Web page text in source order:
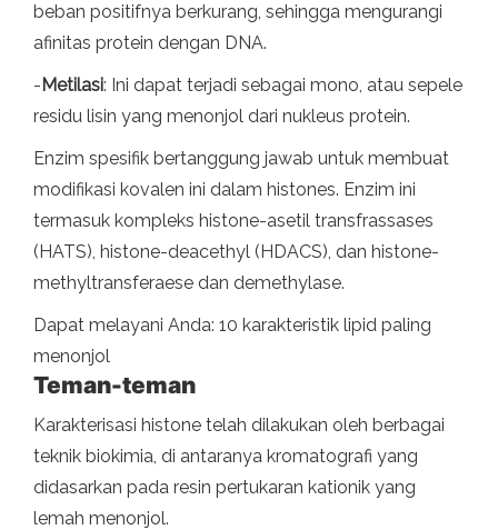
beban positifnya berkurang, sehingga mengurangi
afinitas protein dengan DNA.
-Metilasi: Ini dapat terjadi sebagai mono, atau sepele
residu lisin yang menonjol dari nukleus protein.
Enzim spesifik bertanggung jawab untuk membuat
modifikasi kovalen ini dalam histones. Enzim ini
termasuk kompleks histone-asetil transfrassases
(HATS), histone-deacethyl (HDACS), dan histone-
methyltransferaese dan demethylase.
Dapat melayani Anda: 10 karakteristik lipid paling
menonjol
Teman-teman
Karakterisasi histone telah dilakukan oleh berbagai
teknik biokimia, di antaranya kromatografi yang
didasarkan pada resin pertukaran kationik yang
lemah menonjol.